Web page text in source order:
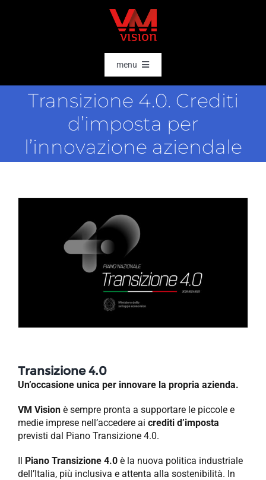
menu
HOME
AI & DATA INTELLIGENCE
SETTORI
Transizione 4.0. Crediti
d’imposta per
l’innovazione aziendale
Transizione 4.0
Un’occasione unica per innovare la propria azienda.
VM Visionè sempre pronta a supportare le piccole e
medie imprese nell’accedere ai crediti d’imposta
previsti dal Piano Transizione 4.0.
Il Piano Transizione 4.0è la nuova politica industriale
dell’Italia, più inclusiva e attenta alla sostenibilità. In